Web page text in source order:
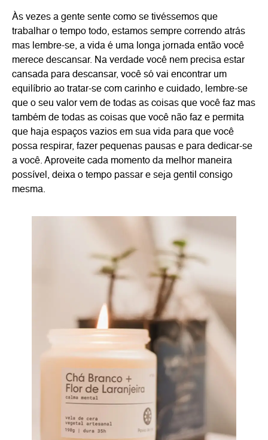
Às vezes a gente sente como se tivéssemos que
trabalhar o tempo todo, estamos sempre correndo atrás
mas lembre-se, a vida é uma longa jornada então você
merece descansar. Na verdade você nem precisa estar
cansada para descansar, você só vai encontrar um
equilíbrio ao tratar-se com carinho e cuidado, lembre-se
que o seu valor vem de todas as coisas que você faz mas
também de todas as coisas que você não faz e permita
que haja espaços vazios em sua vida para que você
possa respirar, fazer pequenas pausas e para dedicar-se
a você. Aproveite cada momento da melhor maneira
possível, deixa o tempo passar e seja gentil consigo
mesma.